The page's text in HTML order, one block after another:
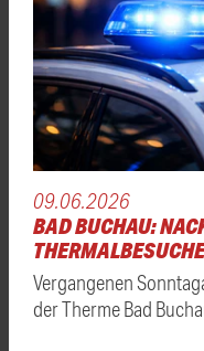
09.06.2026
BAD BUCHAU:
Vergangenen
der Therme Bad